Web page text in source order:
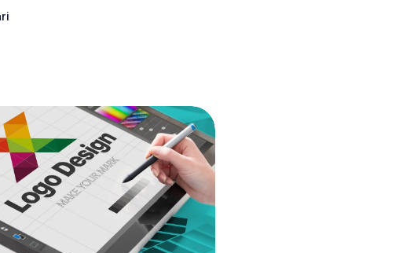
juga dipakai oleh wanita. Karena kita